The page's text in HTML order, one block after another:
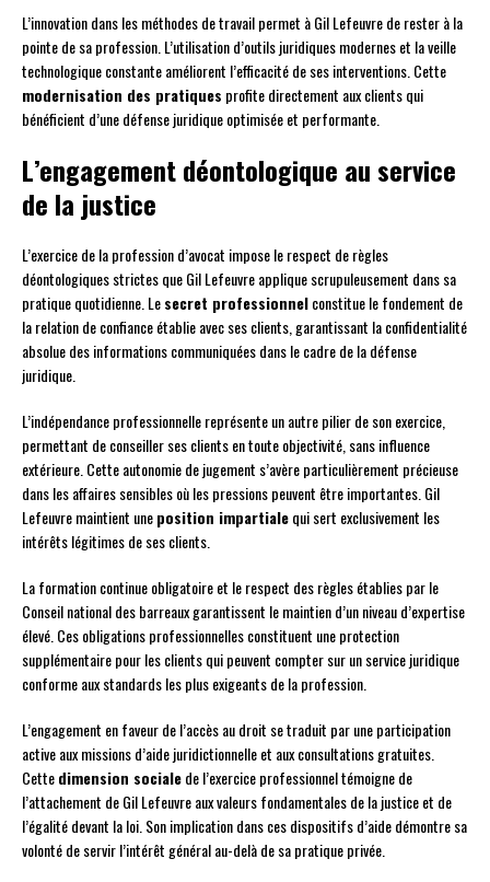
L’innovation dans les méthodes de travail permet à Gil Lefeuvre de rester à la
pointe de sa profession. L’utilisation d’outils juridiques modernes et la veille
technologique constante améliorent l’efficacité de ses interventions. Cette
modernisation des pratiques profite directement aux clients qui
bénéficient d’une défense juridique optimisée et performante.
L’engagement déontologique au service
de la justice
L’exercice de la profession d’avocat impose le respect de règles
déontologiques strictes que Gil Lefeuvre applique scrupuleusement dans sa
pratique quotidienne. Lesecret professionnelconstitue le fondement de
la relation de confiance établie avec ses clients, garantissant la confidentialité
absolue des informations communiquées dans le cadre de la défense
juridique.
L’indépendance professionnelle représente un autre pilier de son exercice,
permettant de conseiller ses clients en toute objectivité, sans influence
extérieure. Cette autonomie de jugement s’avère particulièrement précieuse
dans les affaires sensibles où les pressions peuvent être importantes. Gil
Lefeuvre maintient uneposition impartialequi sert exclusivement les
intérêts légitimes de ses clients.
La formation continue obligatoire et le respect des règles établies par le
Conseil national des barreaux garantissent le maintien d’un niveau d’expertise
élevé. Ces obligations professionnelles constituent une protection
supplémentaire pour les clients qui peuvent compter sur un service juridique
conforme aux standards les plus exigeants de la profession.
L’engagement en faveur de l’accès au droit se traduit par une participation
active aux missions d’aide juridictionnelle et aux consultations gratuites.
Cettedimension socialede l’exercice professionnel témoigne de
l’attachement de Gil Lefeuvre aux valeurs fondamentales de la justice et de
l’égalité devant la loi. Son implication dans ces dispositifs d’aide démontre sa
volonté de servir l’intérêt général au-delà de sa pratique privée.